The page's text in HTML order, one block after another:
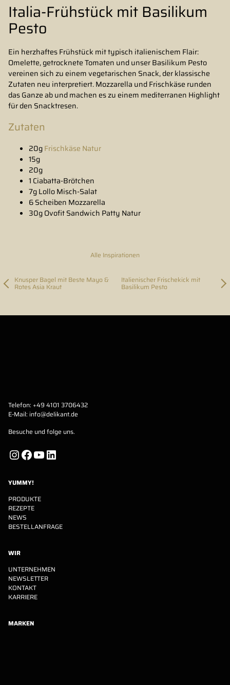
Italia-Frühstück mit Basilikum
Pesto
Ein herzhaftes Frühstück mit typisch italienischem Flair:
Omelette, getrocknete Tomaten und unser Basilikum Pesto
vereinen sich zu einem vegetarischen Snack, der klassische
Zutaten neu interpretiert. Mozzarella und Frischkäse runden
das Ganze ab und machen es zu einem mediterranen Highlight
für den Snacktresen.
Zutaten
20gFrischkäse Natur
15g
20g
1 Ciabatta-Brötchen
7g Lollo Misch-Salat
6 Scheiben Mozzarella
30g Ovofit Sandwich Patty Natur
Knusper Bagel mit Beste Mayo &
Rotes Asia Kraut
Alle Inspirationen
Italienischer Frischekick mit
Basilikum Pesto
Telefon: +49 4101 3706432
E-Mail: info@delikant.de
Besuche und folge uns.
InstagramFacebook YouTube LinkedIn
YUMMY!
PRODUKTE
REZEPTE
NEWS
BESTELLANFRAGE
WIR
UNTERNEHMEN
NEWSLETTER
KONTAKT
KARRIERE
MARKEN